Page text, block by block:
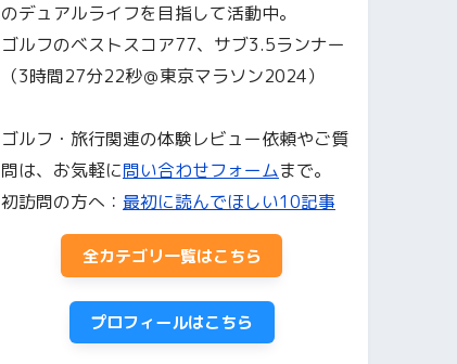
のデュアルライフを目指して活動中。
ゴルフのベストスコア77、サブ3.5ランナー
（3時間27分22秒＠東京マラソン2024）
ゴルフ・旅行関連の体験レビュー依頼やご質
問は、お気軽に問い合わせフォームまで。
初訪問の方へ： 最初に読んでほしい10記事
全カテゴリ一覧はこちら
プロフィールはこちら